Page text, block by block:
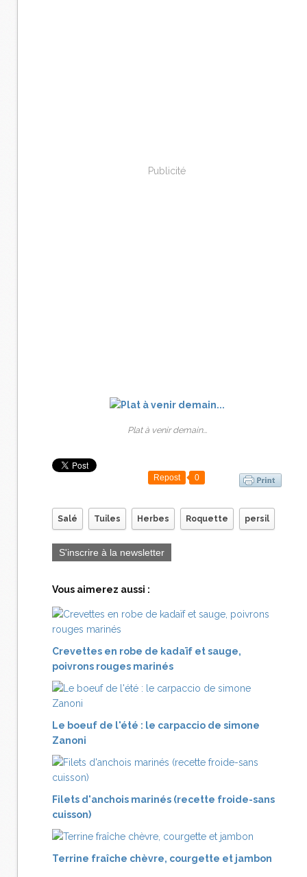
Publicité
Plat à venir demain...
Repost 0
Salé Tuiles Herbes Roquette persil
S'inscrire à la newsletter
Vous aimerez aussi :
Crevettes en robe de kadaïf et sauge,
poivrons rouges marinés
Le boeuf de l'été : le carpaccio de simone
Zanoni
Filets d'anchois marinés (recette froide-sans
cuisson)
Terrine fraîche chèvre, courgette et jambon